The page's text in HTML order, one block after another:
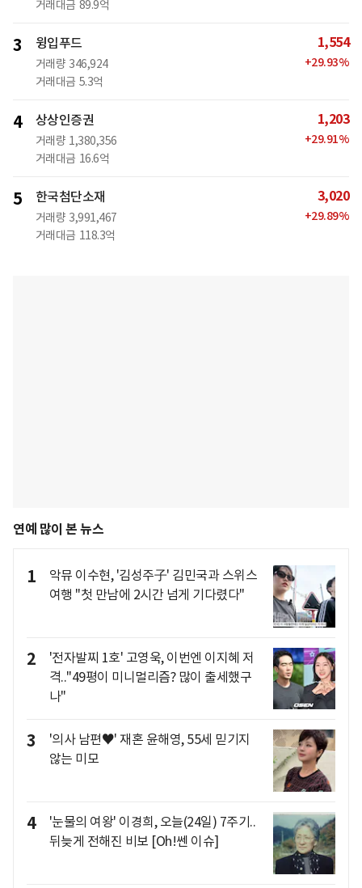
거래대금 89.9억
3 윙입푸드
거래량 346,924
거래대금 5.3억
1,554
+29.93%
4 상상인증권
거래량 1,380,356
거래대금 16.6억
1,203
+29.91%
5 한국첨단소재
거래량 3,991,467
거래대금 118.3억
3,020
+29.89%
연예 많이 본 뉴스
1
악뮤 이수현, '김성주子' 김민국과 스위스
여행 "첫 만남에 2시간 넘게 기다렸다"
2
'전자발찌 1호' 고영욱, 이번엔 이지혜 저
격.."49평이 미니멀리즘? 많이 출세했구
나"
3
'의사 남편♥' 재혼 윤해영, 55세 믿기지
않는 미모
4
'눈물의 여왕' 이경희, 오늘(24일) 7주기..
뒤늦게 전해진 비보 [Oh!쎈 이슈]